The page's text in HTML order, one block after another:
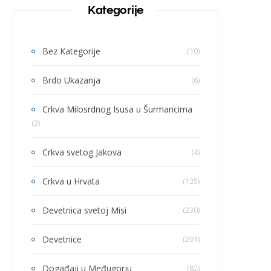
Kategorije
Bez Kategorije (10)
Brdo Ukazanja (6)
Crkva Milosrdnog Isusa u Šurmancima
(3)
Crkva svetog Jakova (4)
Crkva u Hrvata (135)
Devetnica svetoj Misi (230)
Devetnice (201)
Događaji u Međugorju (82)